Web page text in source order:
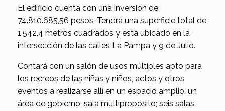
El edificio cuenta con una inversión de
74.810.685,56 pesos. Tendrá una superficie total de
1.542,4 metros cuadrados y está ubicado en la
intersección de las calles La Pampa y 9 de Julio.
Contará con un salón de usos múltiples apto para
los recreos de las niñas y niños, actos y otros
eventos a realizarse allí en un espacio amplio; un
área de gobierno; sala multipropósito; seis salas